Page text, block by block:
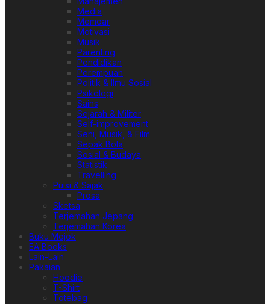
Media
Memoar
Motivasi
Musik
Parenting
Pendidikan
Perempuan
Politik & Ilmu Sosial
Psikologi
Sains
Sejarah & Militer
Self-improvement
Seni, Musik, & Film
Sepak Bola
Sosial & Budaya
Statistik
Travelling
Puisi & Sajak
Prosa
Sketsa
Terjemahan Jepang
Terjemahan Korea
Buku Mojok
EA Books
Lain-Lain
Pakaian
Hoodie
T-Shirt
Totebag